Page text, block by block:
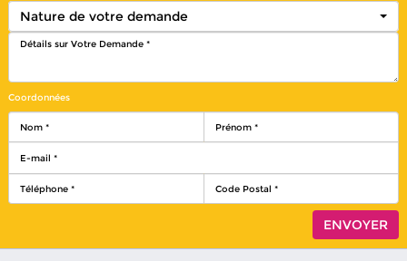
Nature de votre demande
Coordonnées